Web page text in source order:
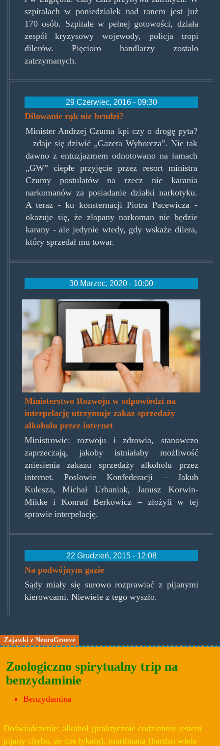
szpitalach w poniedziałek nad ranem jest już
170 osób. Szpitale w pełnej gotowości, działa
zespół kryzysowy wojewody, policja tropi
dilerów. Pięcioro handlarzy zostało
zatrzymanych.
29 Czerwiec, 2016 - 09:30
Dilowanie rąk nie brudzi?
Minister Andrzej Czuma kpi czy o drogę pyta?
– zdaje się dziwić „Gazeta Wyborcza”. Nie tak
dawno z entuzjazmem odnotowano na łamach
„GW” ciepłe przyjęcie przez resort ministra
Czumy postulatów na rzecz nie karania
narkomanów za posiadanie działki narkotyku.
A teraz - ku konsternacji Piotra Pacewicza -
okazuje się, że złapany narkoman nie będzie
karany - ale jedynie wtedy, gdy wskaże dilera,
który sprzedał mu towar.
30 Marzec, 2020 - 10:00
selling-
alcohol-
online.jpg
Ministerstwo Rozwoju w odpowiedzi na
interpelację utrzymuje zakaz sprzedaży
alkoholu przez internet
Ministrowie: rozwoju i zdrowia, stanowczo
zaprzeczają, jakoby istniałaby możliwość
zniesienia zakazu sprzedaży alkoholu przez
internet. Posłowie Konfederacji – Jakub
Kulesza, Michał Urbaniak, Janusz Korwin-
Mikke i Konrad Berkowicz – złożyli w tej
sprawie interpelację.
22 Grudzień, 2015 - 12:08
Na podwójnym gazie
Sądy miały się surowo rozprawiać z pijanymi
kierowcami. Niewiele z tego wyszło.
Zajawki z NeuroGroove
Zoologiczno spirytualny trip na
benzydaminie
Benzydamina
Doświadczenie: alkohol (praktycznie codziennie jestem
pijany chyba, że cos łykam), marihuana (bardzo wiele